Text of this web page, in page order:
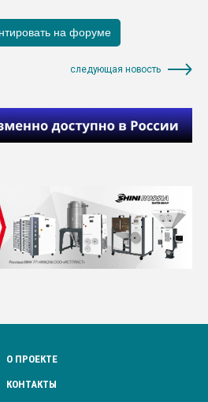
следующая новость
О ПРОЕКТЕ
КОНТАКТЫ